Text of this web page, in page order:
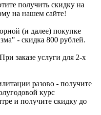
получить скидку на
на нашем сайте!
(и далее) покупке
- скидка 800 рублей.
При заказе услуги для 2-х
разово - получите
курс
и получите скидку до